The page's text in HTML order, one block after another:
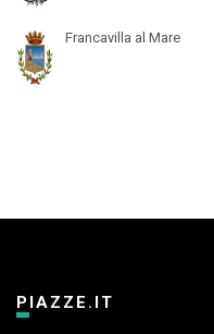
Francavilla al Mare
PIAZZE.IT